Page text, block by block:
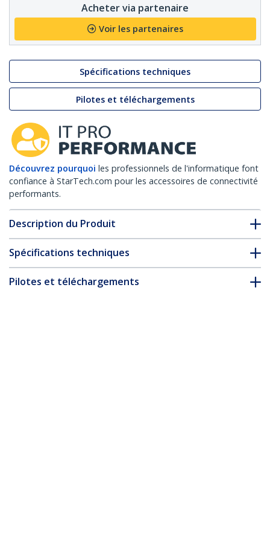
Acheter via partenaire
Voir les partenaires
Spécifications techniques
Pilotes et téléchargements
Découvrez pourquoi les professionnels de l'informatique font
confiance à StarTech.com pour les accessoires de connectivité
performants.
Description du Produit
Spécifications techniques
Pilotes et téléchargements